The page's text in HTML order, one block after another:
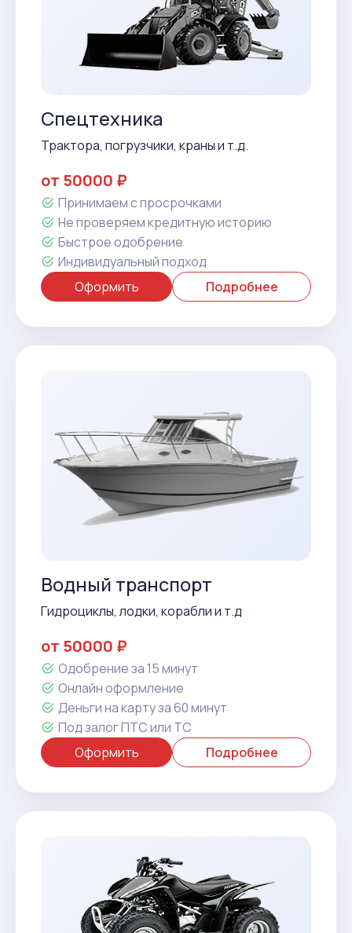
Спецтехника
Трактора, погрузчики, краны и т.д.
от 50000 ₽
Принимаем с просрочками
Не проверяем кредитную историю
Быстрое одобрение
Индивидуальный подход
Оформить
Подробнее
Водный транспорт
Гидроциклы, лодки, корабли и т.д
от 50000 ₽
Одобрение за 15 минут
Онлайн оформление
Деньги на карту за 60 минут
Под залог ПТС или ТС
Оформить
Подробнее